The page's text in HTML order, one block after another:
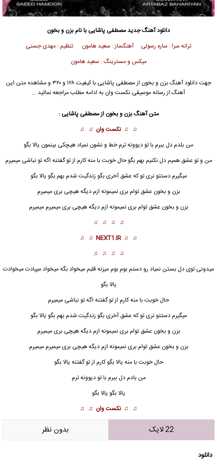
دانلود آهنگ جدیدمصطفی پاشایی با نام بزن و بخون
ترانه سرا : ساره رسولی آهنگساز : سعید هامون تنظیم : مهدی جسنی
میکس و مسترینگ : سعید هامون
جهت دانلود آهنگ بزن و بخون از مصطفی پاشایی با کیفیت ۱۲۸ و ۳۲۰ و مشاهده متن این
آهنگ از رسانه موسیقی نکست وان به ادامه مطلب مراجعه نمائید …
متن آهنگ بزن و بخون از مصطفی پاشایی :
♫ ♫ نکست وان ♫ ♫
من بلدم دل ببرم با تو دیوونه ترم خط و نشون نمیاد هیچکی بینمون یالا بگو
من و تو عشق همیم دل نکنیم بهم بگو حال خوبت با منه کارم از تو گفتنه اگه تو نباشی میمیرم
میگیرم دستتو نری تو که عشق آخری بگو زندگیت شدم بهم بگو یالا بگو
بزن و بخون عشق توام بری نمیمونه ازم دیگه هیچی بری میمیرم
بزن و بخون عشق توام بری نمیمونه ازم دیگه هیچی بری میمیرم میمیرم
♫ ♫ ♫ ♫
♫ ♫
NEXT1.IR
♫ ♫
♫ ♫ ♫ ♫
میدونی توی دل بستن نمیاد رو دستم بوم بوم میزنه قلبم میخواد بگه میخواد میپادت میخوادت
یالا بگو
حال خوبت با منه کارم از تو گفتنه اگه تو نباشی میمیرم
میگیرم دستتو نری تو که عشق آخری بگو زندگیت شدم بهم بگو یالا بگو
بزن و بخون عشق توام بری نمیمونه ازم دیگه هیچی بری میمیرم
بزن و بخون عشق توام بری نمیمونه ازم دیگه هیچی بری میمیرم میمیرم
حال خوبت با منه یالا بگو کارم از تو گفتنه یالا بگو
من بادم دل ببرم با تو دیوونه ترم
یالا بگو یالا بگو
♫ ♫ نکست وان ♫ ♫
22 لایک بدون نظر
دانلود